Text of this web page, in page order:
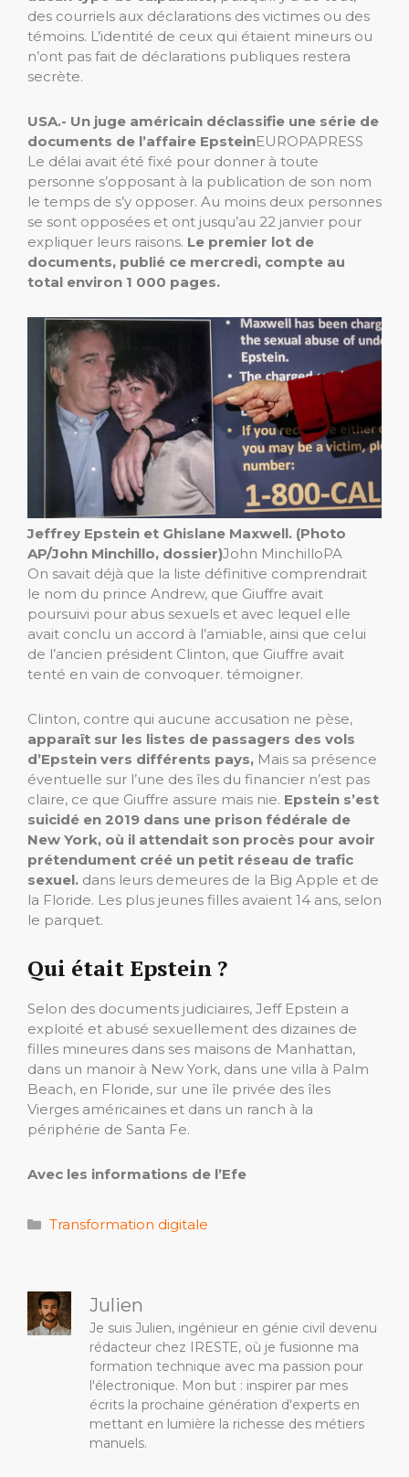
des courriels aux déclarations des victimes ou des
témoins. L’identité de ceux qui étaient mineurs ou
n’ont pas fait de déclarations publiques restera
secrète.
USA.- Un juge américain déclassifie une série de
documents de l’affaire EpsteinEUROPAPRESS
Le délai avait été fixé pour donner à toute
personne s’opposant à la publication de son nom
le temps de s’y opposer. Au moins deux personnes
se sont opposées et ont jusqu’au 22 janvier pour
expliquer leurs raisons. Le premier lot de
documents, publié ce mercredi, compte au
total environ 1 000 pages.
Jeffrey Epstein et Ghislane Maxwell. (Photo
AP/John Minchillo, dossier)John MinchilloPA
On savait déjà que la liste définitive comprendrait
le nom du prince Andrew, que Giuffre avait
poursuivi pour abus sexuels et avec lequel elle
avait conclu un accord à l’amiable, ainsi que celui
de l’ancien président Clinton, que Giuffre avait
tenté en vain de convoquer. témoigner.
Clinton, contre qui aucune accusation ne pèse,
apparaît sur les listes de passagers des vols
d’Epstein vers différents pays, Mais sa présence
éventuelle sur l’une des îles du financier n’est pas
claire, ce que Giuffre assure mais nie. Epstein s’est
suicidé en 2019 dans une prison fédérale de
New York, où il attendait son procès pour avoir
prétendument créé un petit réseau de trafic
sexuel. dans leurs demeures de la Big Apple et de
la Floride. Les plus jeunes filles avaient 14 ans, selon
le parquet.
Qui était Epstein ?
Selon des documents judiciaires, Jeff Epstein a
exploité et abusé sexuellement des dizaines de
filles mineures dans ses maisons de Manhattan,
dans un manoir à New York, dans une villa à Palm
Beach, en Floride, sur une île privée des îles
Vierges américaines et dans un ranch à la
périphérie de Santa Fe.
Avec les informations de l’Efe
Catégories
Transformation digitale
Julien
Je suis Julien, ingénieur en génie civil devenu
rédacteur chez IRESTE, où je fusionne ma
formation technique avec ma passion pour
l'électronique. Mon but : inspirer par mes
écrits la prochaine génération d'experts en
mettant en lumière la richesse des métiers
manuels.